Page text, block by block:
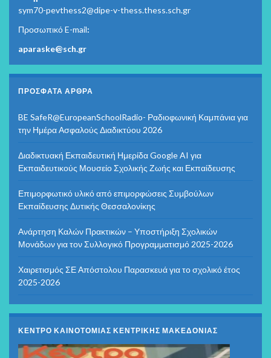
sym70-pevthess2@dipe-v-thess.thess.sch.gr
Προσωπικό E-mail:
aparaske@sch.gr
ΠΡΌΣΦΑΤΑ ΆΡΘΡΑ
BE SafeR@EuropeanSchoolRadio- Ραδιοφωνική Καμπάνια για
την Ημέρα Ασφαλούς Διαδικτύου 2026
Διαδικτυακή Εκπαιδευτική Ημερίδα Google AI για
Εκπαιδευτικούς Μουσείο Σχολικής Ζωής και Εκπαίδευσης
Επιμορφωτικό υλικό από επιμορφώσεις Συμβούλων
Εκπαίδευσης Δυτικής Θεσσαλονίκης
Ανάρτηση Καλών Πρακτικών – Υποστήριξη Σχολικών
Μονάδων για τον Συλλογικό Προγραμματισμό 2025-2026
Χαιρετισμός ΣΕ Απόστολου Παρασκευά για το σχολικό έτος
2025-2026
ΚΕΝΤΡΟ ΚΑΙΝΟΤΟΜΙΑΣ ΚΕΝΤΡΙΚΗΣ ΜΑΚΕΔΟΝΙΑΣ